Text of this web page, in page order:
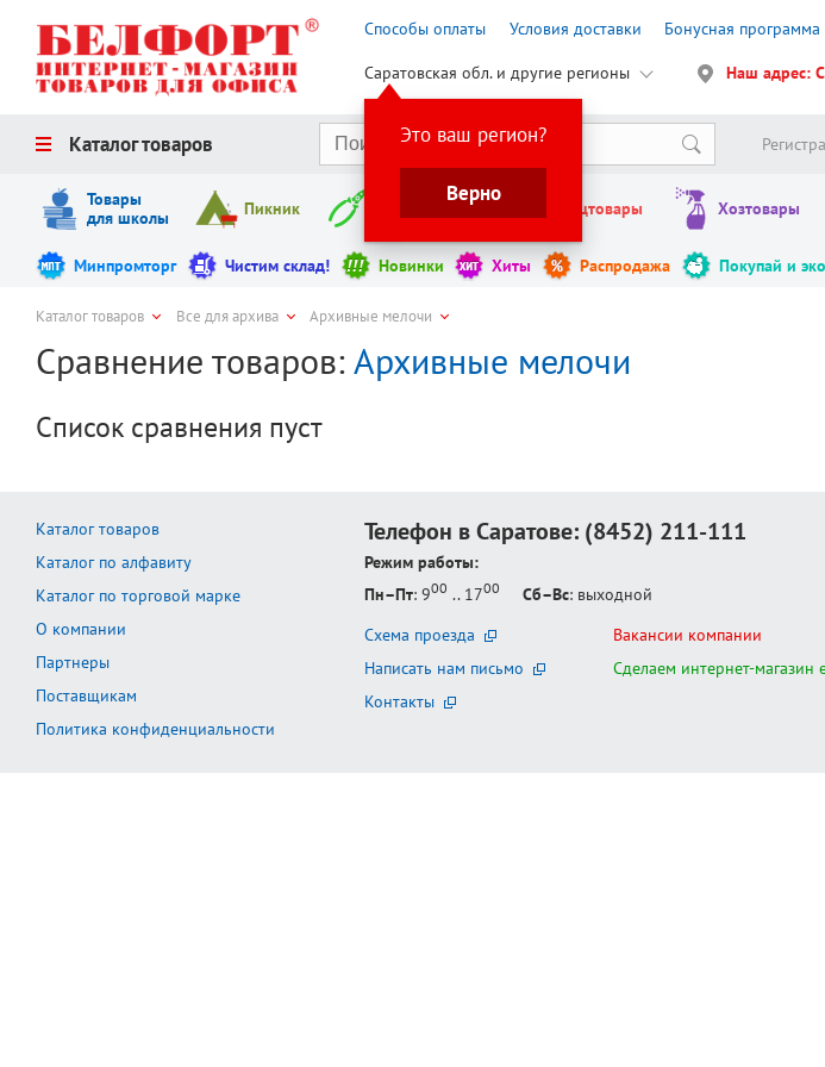
Способы оплаты Условия доставки Бонусная программа
Саратовская обл. и другие регионы
Это ваш регион?
Верно
Наш адрес:
Каталог товаров
Товары
для школы
Пикник Инструменты Канцтовары Хозтовары
Минпромторг Чистим склад! Новинки Хиты Распродажа Покупай и
Каталог товаров Все для архива Архивные мелочи
Сравнение товаров:Архивные мелочи
Список сравнения пуст
Каталог товаров
Каталог по алфавиту
Каталог по торговой марке
О компании
Партнеры
Поставщикам
Политика конфиденциальности
Телефон в Саратове: (8452) 211-111
Режим работы:
Пн–Пт: 900 .. 1700 Сб–Вс: выходной
Схема проезда
Написать нам письмо
Контакты
Вакансии компании
Сделаем интернет-магазин